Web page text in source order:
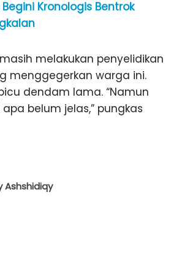
: Begini Kronologis Bentrok
melakukan penyelidikan
menggegerkan warga ini.
dendam lama. “Namun
belum jelas,” pungkas
Ashshidiqy